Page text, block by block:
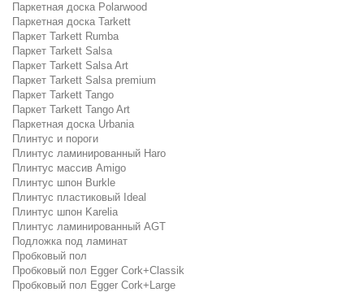
Паркетная доска Polarwood
Паркетная доска Tarkett
Паркет Tarkett Rumba
Паркет Tarkett Salsa
Паркет Tarkett Salsa Art
Паркет Tarkett Salsa premium
Паркет Tarkett Tango
Паркет Tarkett Tango Art
Паркетная доска Urbania
Плинтус и пороги
Плинтус ламинированный Haro
Плинтус массив Amigo
Плинтус шпон Burkle
Плинтус пластиковый Ideal
Плинтус шпон Karelia
Плинтус ламинированный AGT
Подложка под ламинат
Пробковый пол
Пробковый пол Egger Cork+Classik
Пробковый пол Egger Cork+Large